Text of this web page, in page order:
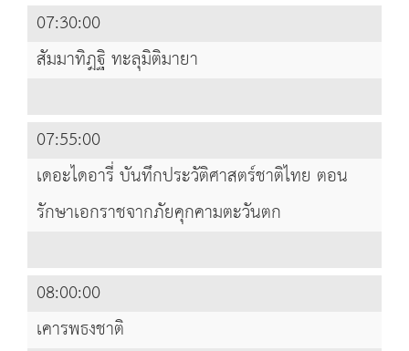
07:30:00
สัมมาทิฎฐิ ทะลุมิติมายา
07:55:00
เดอะไดอารี่ บันทึกประวัติศาสตร์ชาติไทย ตอน
รักษาเอกราชจากภัยคุกคามตะวันตก
08:00:00
เคารพธงชาติ